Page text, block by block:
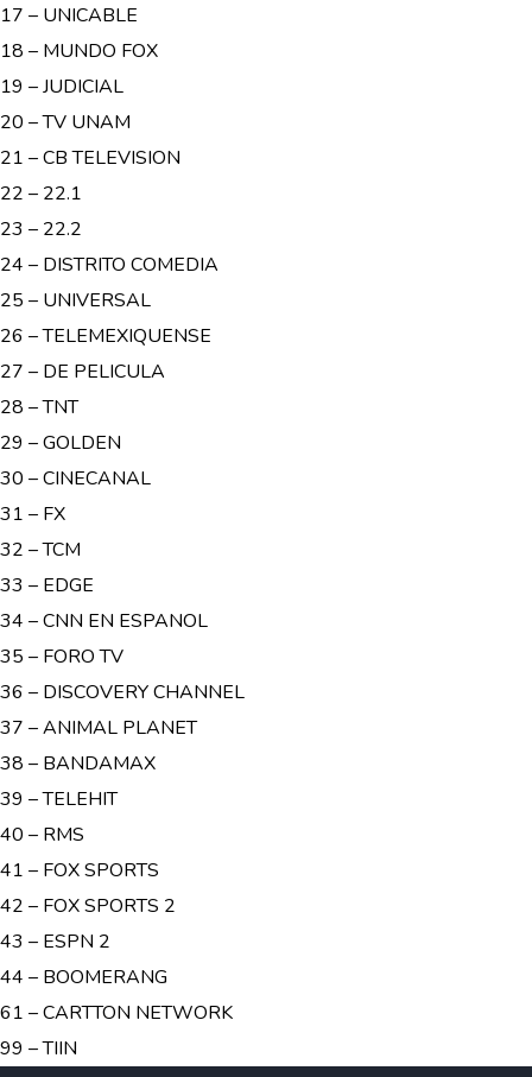
17 – UNICABLE
18 – MUNDO FOX
19 – JUDICIAL
20 – TV UNAM
21 – CB TELEVISION
22 – 22.1
23 – 22.2
24 – DISTRITO COMEDIA
25 – UNIVERSAL
26 – TELEMEXIQUENSE
27 – DE PELICULA
28 – TNT
29 – GOLDEN
30 – CINECANAL
31 – FX
32 – TCM
33 – EDGE
34 – CNN EN ESPANOL
35 – FORO TV
36 – DISCOVERY CHANNEL
37 – ANIMAL PLANET
38 – BANDAMAX
39 – TELEHIT
40 – RMS
41 – FOX SPORTS
42 – FOX SPORTS 2
43 – ESPN 2
44 – BOOMERANG
61 – CARTTON NETWORK
99 – TIIN